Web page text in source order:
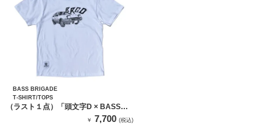
BASS BRIGADE
T-SHIRT/TOPS
（ラスト１点）「頭文字D × BASS
BRIGADE」 AE86 TEE - WHITE
￥ 7,700 (税込)